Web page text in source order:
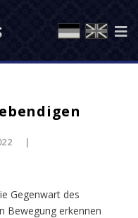
Gegenwart des
Bewegung erkennen